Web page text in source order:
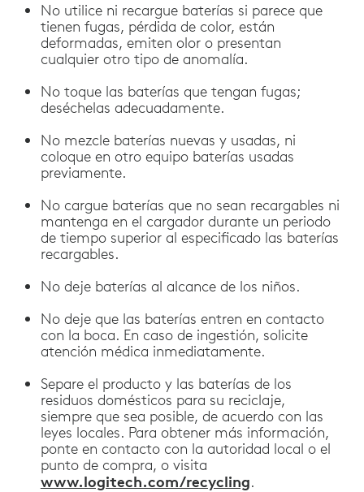
No utilice ni recargue baterías si parece que
tienen fugas, pérdida de color, están
deformadas, emiten olor o presentan
cualquier otro tipo de anomalía.
No toque las baterías que tengan fugas;
deséchelas adecuadamente.
No mezcle baterías nuevas y usadas, ni
coloque en otro equipo baterías usadas
previamente.
No cargue baterías que no sean recargables ni
mantenga en el cargador durante un periodo
de tiempo superior al especificado las baterías
recargables.
No deje baterías al alcance de los niños.
No deje que las baterías entren en contacto
con la boca. En caso de ingestión, solicite
atención médica inmediatamente.
Separe el producto y las baterías de los
residuos domésticos para su reciclaje,
siempre que sea posible, de acuerdo con las
leyes locales. Para obtener más información,
ponte en contacto con la autoridad local o el
punto de compra, o visita
www.logitech.com/recycling.